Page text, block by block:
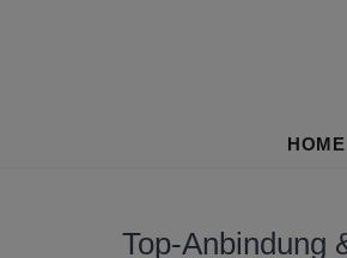
HOME
Top-Anbindung